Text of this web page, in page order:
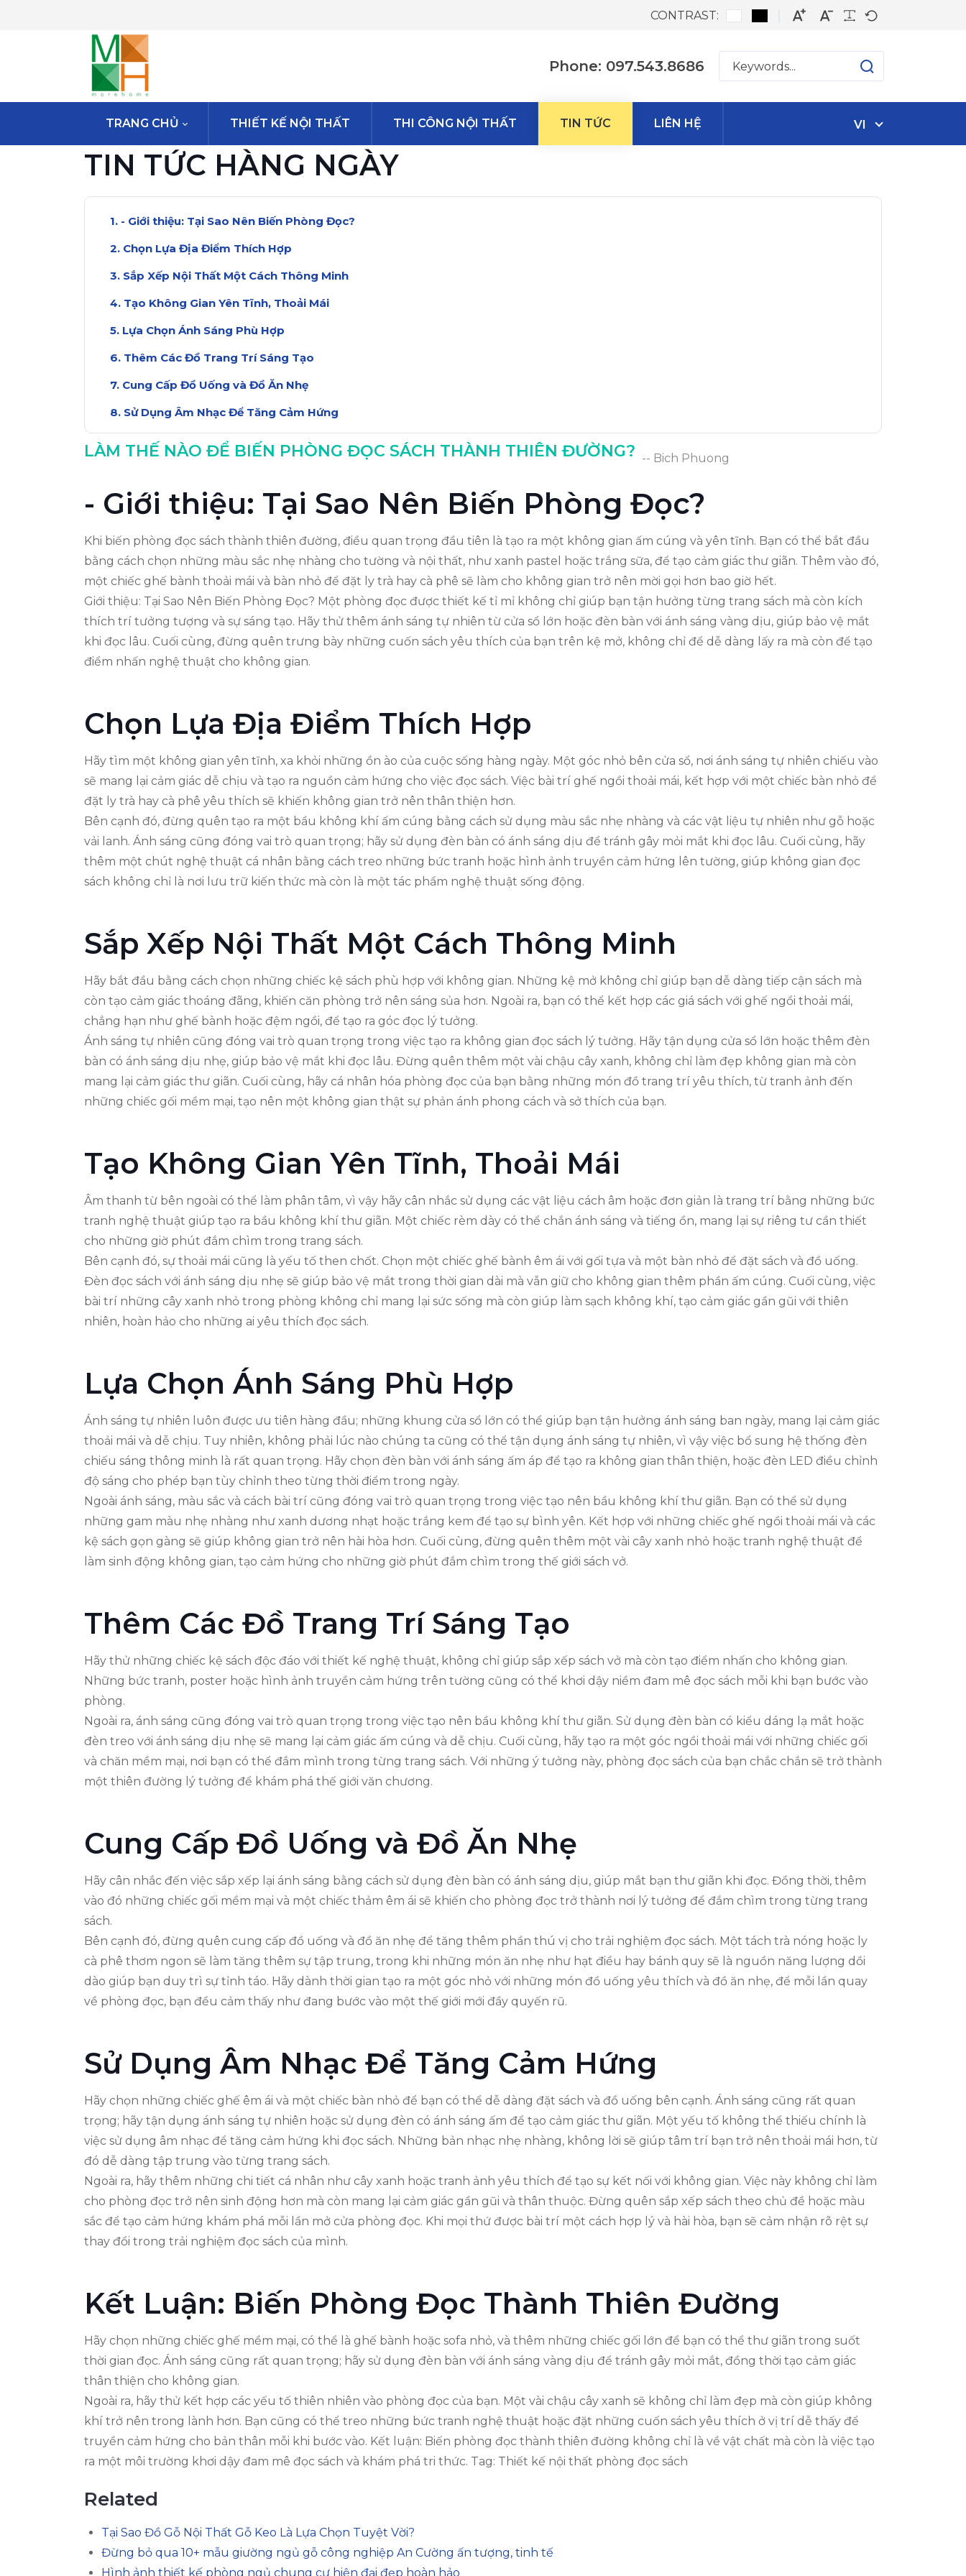
CONTRAST:
Phone: 097.543.8686
TRANG CHỦ THIẾT KẾ NỘI THẤT THI CÔNG NỘI THẤT TIN TỨC LIÊN HỆ VI
TIN TỨC HÀNG NGÀY
- Giới thiệu: Tại Sao Nên Biến Phòng Đọc?
Chọn Lựa Địa Điểm Thích Hợp
Sắp Xếp Nội Thất Một Cách Thông Minh
Tạo Không Gian Yên Tĩnh, Thoải Mái
Lựa Chọn Ánh Sáng Phù Hợp
Thêm Các Đồ Trang Trí Sáng Tạo
Cung Cấp Đồ Uống và Đồ Ăn Nhẹ
Sử Dụng Âm Nhạc Để Tăng Cảm Hứng
Kết Luận: Biến Phòng Đọc Thành Thiên Đường
LÀM THẾ NÀO ĐỂ BIẾN PHÒNG ĐỌC SÁCH THÀNH THIÊN ĐƯỜNG? -- Bich Phuong
- Giới thiệu: Tại Sao Nên Biến Phòng Đọc?
Khi biến phòng đọc sách thành thiên đường, điều quan trọng đầu tiên là tạo ra một không gian ấm cúng và yên tĩnh. Bạn có thể bắt đầu
bằng cách chọn những màu sắc nhẹ nhàng cho tường và nội thất, như xanh pastel hoặc trắng sữa, để tạo cảm giác thư giãn. Thêm vào đó,
một chiếc ghế bành thoải mái và bàn nhỏ để đặt ly trà hay cà phê sẽ làm cho không gian trở nên mời gọi hơn bao giờ hết.
Giới thiệu: Tại Sao Nên Biến Phòng Đọc? Một phòng đọc được thiết kế tỉ mỉ không chỉ giúp bạn tận hưởng từng trang sách mà còn kích
thích trí tưởng tượng và sự sáng tạo. Hãy thử thêm ánh sáng tự nhiên từ cửa sổ lớn hoặc đèn bàn với ánh sáng vàng dịu, giúp bảo vệ mắt
khi đọc lâu. Cuối cùng, đừng quên trưng bày những cuốn sách yêu thích của bạn trên kệ mở, không chỉ để dễ dàng lấy ra mà còn để tạo
điểm nhấn nghệ thuật cho không gian.
Chọn Lựa Địa Điểm Thích Hợp
Hãy tìm một không gian yên tĩnh, xa khỏi những ồn ào của cuộc sống hàng ngày. Một góc nhỏ bên cửa sổ, nơi ánh sáng tự nhiên chiếu vào
sẽ mang lại cảm giác dễ chịu và tạo ra nguồn cảm hứng cho việc đọc sách. Việc bài trí ghế ngồi thoải mái, kết hợp với một chiếc bàn nhỏ để
đặt ly trà hay cà phê yêu thích sẽ khiến không gian trở nên thân thiện hơn.
Bên cạnh đó, đừng quên tạo ra một bầu không khí ấm cúng bằng cách sử dụng màu sắc nhẹ nhàng và các vật liệu tự nhiên như gỗ hoặc
vải lanh. Ánh sáng cũng đóng vai trò quan trọng; hãy sử dụng đèn bàn có ánh sáng dịu để tránh gây mỏi mắt khi đọc lâu. Cuối cùng, hãy
thêm một chút nghệ thuật cá nhân bằng cách treo những bức tranh hoặc hình ảnh truyền cảm hứng lên tường, giúp không gian đọc
sách không chỉ là nơi lưu trữ kiến thức mà còn là một tác phẩm nghệ thuật sống động.
Sắp Xếp Nội Thất Một Cách Thông Minh
Hãy bắt đầu bằng cách chọn những chiếc kệ sách phù hợp với không gian. Những kệ mở không chỉ giúp bạn dễ dàng tiếp cận sách mà
còn tạo cảm giác thoáng đãng, khiến căn phòng trở nên sáng sủa hơn. Ngoài ra, bạn có thể kết hợp các giá sách với ghế ngồi thoải mái,
chẳng hạn như ghế bành hoặc đệm ngồi, để tạo ra góc đọc lý tưởng.
Ánh sáng tự nhiên cũng đóng vai trò quan trọng trong việc tạo ra không gian đọc sách lý tưởng. Hãy tận dụng cửa sổ lớn hoặc thêm đèn
bàn có ánh sáng dịu nhẹ, giúp bảo vệ mắt khi đọc lâu. Đừng quên thêm một vài chậu cây xanh, không chỉ làm đẹp không gian mà còn
mang lại cảm giác thư giãn. Cuối cùng, hãy cá nhân hóa phòng đọc của bạn bằng những món đồ trang trí yêu thích, từ tranh ảnh đến
những chiếc gối mềm mại, tạo nên một không gian thật sự phản ánh phong cách và sở thích của bạn.
Tạo Không Gian Yên Tĩnh, Thoải Mái
Âm thanh từ bên ngoài có thể làm phân tâm, vì vậy hãy cân nhắc sử dụng các vật liệu cách âm hoặc đơn giản là trang trí bằng những bức
tranh nghệ thuật giúp tạo ra bầu không khí thư giãn. Một chiếc rèm dày có thể chắn ánh sáng và tiếng ồn, mang lại sự riêng tư cần thiết
cho những giờ phút đắm chìm trong trang sách.
Bên cạnh đó, sự thoải mái cũng là yếu tố then chốt. Chọn một chiếc ghế bành êm ái với gối tựa và một bàn nhỏ để đặt sách và đồ uống.
Đèn đọc sách với ánh sáng dịu nhẹ sẽ giúp bảo vệ mắt trong thời gian dài mà vẫn giữ cho không gian thêm phần ấm cúng. Cuối cùng, việc
bài trí những cây xanh nhỏ trong phòng không chỉ mang lại sức sống mà còn giúp làm sạch không khí, tạo cảm giác gần gũi với thiên
nhiên, hoàn hảo cho những ai yêu thích đọc sách.
Lựa Chọn Ánh Sáng Phù Hợp
Ánh sáng tự nhiên luôn được ưu tiên hàng đầu; những khung cửa sổ lớn có thể giúp bạn tận hưởng ánh sáng ban ngày, mang lại cảm giác
thoải mái và dễ chịu. Tuy nhiên, không phải lúc nào chúng ta cũng có thể tận dụng ánh sáng tự nhiên, vì vậy việc bổ sung hệ thống đèn
chiếu sáng thông minh là rất quan trọng. Hãy chọn đèn bàn với ánh sáng ấm áp để tạo ra không gian thân thiện, hoặc đèn LED điều chỉnh
độ sáng cho phép bạn tùy chỉnh theo từng thời điểm trong ngày.
Ngoài ánh sáng, màu sắc và cách bài trí cũng đóng vai trò quan trọng trong việc tạo nên bầu không khí thư giãn. Bạn có thể sử dụng
những gam màu nhẹ nhàng như xanh dương nhạt hoặc trắng kem để tạo sự bình yên. Kết hợp với những chiếc ghế ngồi thoải mái và các
kệ sách gọn gàng sẽ giúp không gian trở nên hài hòa hơn. Cuối cùng, đừng quên thêm một vài cây xanh nhỏ hoặc tranh nghệ thuật để
làm sinh động không gian, tạo cảm hứng cho những giờ phút đắm chìm trong thế giới sách vở.
Thêm Các Đồ Trang Trí Sáng Tạo
Hãy thử những chiếc kệ sách độc đáo với thiết kế nghệ thuật, không chỉ giúp sắp xếp sách vở mà còn tạo điểm nhấn cho không gian.
Những bức tranh, poster hoặc hình ảnh truyền cảm hứng trên tường cũng có thể khơi dậy niềm đam mê đọc sách mỗi khi bạn bước vào
phòng.
Ngoài ra, ánh sáng cũng đóng vai trò quan trọng trong việc tạo nên bầu không khí thư giãn. Sử dụng đèn bàn có kiểu dáng lạ mắt hoặc
đèn treo với ánh sáng dịu nhẹ sẽ mang lại cảm giác ấm cúng và dễ chịu. Cuối cùng, hãy tạo ra một góc ngồi thoải mái với những chiếc gối
và chăn mềm mại, nơi bạn có thể đắm mình trong từng trang sách. Với những ý tưởng này, phòng đọc sách của bạn chắc chắn sẽ trở thành
một thiên đường lý tưởng để khám phá thế giới văn chương.
Cung Cấp Đồ Uống và Đồ Ăn Nhẹ
Hãy cân nhắc đến việc sắp xếp lại ánh sáng bằng cách sử dụng đèn bàn có ánh sáng dịu, giúp mắt bạn thư giãn khi đọc. Đồng thời, thêm
vào đó những chiếc gối mềm mại và một chiếc thảm êm ái sẽ khiến cho phòng đọc trở thành nơi lý tưởng để đắm chìm trong từng trang
sách.
Bên cạnh đó, đừng quên cung cấp đồ uống và đồ ăn nhẹ để tăng thêm phần thú vị cho trải nghiệm đọc sách. Một tách trà nóng hoặc ly
cà phê thơm ngon sẽ làm tăng thêm sự tập trung, trong khi những món ăn nhẹ như hạt điều hay bánh quy sẽ là nguồn năng lượng dồi
dào giúp bạn duy trì sự tỉnh táo. Hãy dành thời gian tạo ra một góc nhỏ với những món đồ uống yêu thích và đồ ăn nhẹ, để mỗi lần quay
về phòng đọc, bạn đều cảm thấy như đang bước vào một thế giới mới đầy quyến rũ.
Sử Dụng Âm Nhạc Để Tăng Cảm Hứng
Hãy chọn những chiếc ghế êm ái và một chiếc bàn nhỏ để bạn có thể dễ dàng đặt sách và đồ uống bên cạnh. Ánh sáng cũng rất quan
trọng; hãy tận dụng ánh sáng tự nhiên hoặc sử dụng đèn có ánh sáng ấm để tạo cảm giác thư giãn. Một yếu tố không thể thiếu chính là
việc sử dụng âm nhạc để tăng cảm hứng khi đọc sách. Những bản nhạc nhẹ nhàng, không lời sẽ giúp tâm trí bạn trở nên thoải mái hơn, từ
đó dễ dàng tập trung vào từng trang sách.
Ngoài ra, hãy thêm những chi tiết cá nhân như cây xanh hoặc tranh ảnh yêu thích để tạo sự kết nối với không gian. Việc này không chỉ làm
cho phòng đọc trở nên sinh động hơn mà còn mang lại cảm giác gần gũi và thân thuộc. Đừng quên sắp xếp sách theo chủ đề hoặc màu
sắc để tạo cảm hứng khám phá mỗi lần mở cửa phòng đọc. Khi mọi thứ được bài trí một cách hợp lý và hài hòa, bạn sẽ cảm nhận rõ rệt sự
thay đổi trong trải nghiệm đọc sách của mình.
Kết Luận: Biến Phòng Đọc Thành Thiên Đường
Hãy chọn những chiếc ghế mềm mại, có thể là ghế bành hoặc sofa nhỏ, và thêm những chiếc gối lớn để bạn có thể thư giãn trong suốt
thời gian đọc. Ánh sáng cũng rất quan trọng; hãy sử dụng đèn bàn với ánh sáng vàng dịu để tránh gây mỏi mắt, đồng thời tạo cảm giác
thân thiện cho không gian.
Ngoài ra, hãy thử kết hợp các yếu tố thiên nhiên vào phòng đọc của bạn. Một vài chậu cây xanh sẽ không chỉ làm đẹp mà còn giúp không
khí trở nên trong lành hơn. Bạn cũng có thể treo những bức tranh nghệ thuật hoặc đặt những cuốn sách yêu thích ở vị trí dễ thấy để
truyền cảm hứng cho bản thân mỗi khi bước vào. Kết luận: Biến phòng đọc thành thiên đường không chỉ là về vật chất mà còn là việc tạo
ra một môi trường khơi dậy đam mê đọc sách và khám phá tri thức. Tag: Thiết kế nội thất phòng đọc sách
Related
Tại Sao Đồ Gỗ Nội Thất Gỗ Keo Là Lựa Chọn Tuyệt Vời?
Đừng bỏ qua 10+ mẫu giường ngủ gỗ công nghiệp An Cường ấn tượng, tinh tế
Hình ảnh thiết kế phòng ngủ chung cư hiện đại đẹp hoàn hảo